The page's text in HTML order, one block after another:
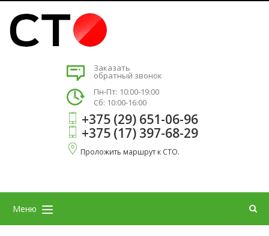
Заказать
обратный звонок
Пн-Пт: 10:00-19:00
Сб: 10:00-16:00
+375 (29) 651-06-96
+375 (17) 397-68-29
Проложить маршрут к СТО.
Меню